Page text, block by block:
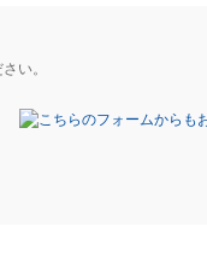
い。